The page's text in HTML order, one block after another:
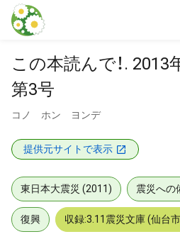
本文に飛ぶ
この本読んで！.
第3号
コノ ホン ヨンデ
提供元サイトで表示
東日本大震災 (2011) 震災への
復興 収録:3.11震災文庫 (仙台